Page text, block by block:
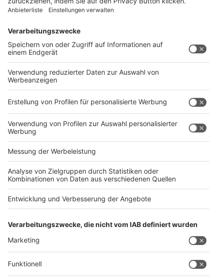
Impressum
AGB
Datenschutz
Barrierefreiheit
Service
Abo verwalten